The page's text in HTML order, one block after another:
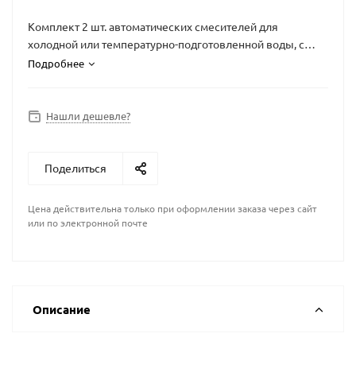
Комплект 2 шт. автоматических смесителей для
холодной или температурно-подготовленной воды, с
интегрированным автоматическим дозатором мыла,
Подробнее
Нашли дешевле?
Поделиться
Цена действительна только при оформлении заказа через сайт
или по электронной почте
Описание